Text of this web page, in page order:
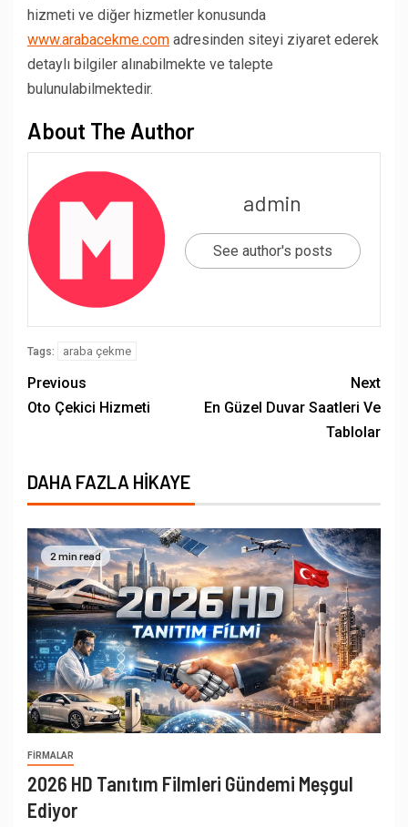
hizmeti ve diğer hizmetler konusunda
www.arabacekme.com adresinden siteyi ziyaret ederek
detaylı bilgiler alınabilmekte ve talepte
bulunulabilmektedir.
About The Author
admin
See author's posts
Tags: araba çekme
Previous
Oto Çekici Hizmeti
Next
En Güzel Duvar Saatleri Ve
Tablolar
DAHA FAZLA HIKAYE
2 min read
FIRMALAR
2026 HD Tanıtım Filmleri Gündemi Meşgul
Ediyor